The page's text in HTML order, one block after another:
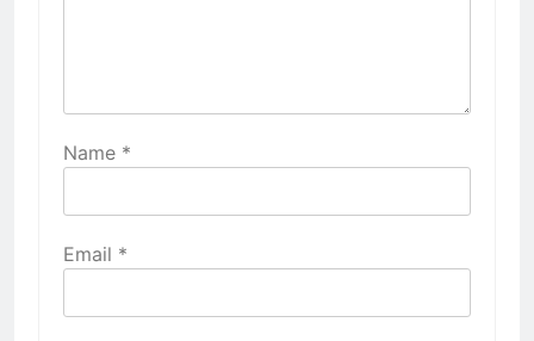
Name *
Email *